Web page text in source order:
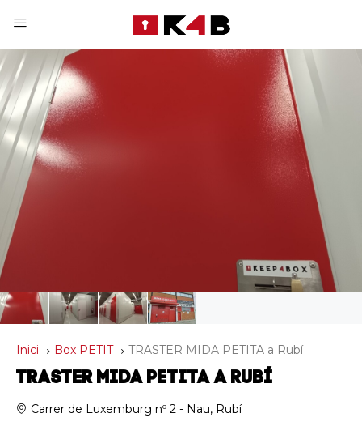
Inici Box PETIT TRASTER MIDA PETITA a Rubí
TRASTER MIDA PETITA A RUBÍ
Carrer de Luxemburg nº 2 - Nau, Rubí